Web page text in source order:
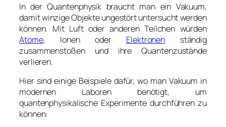
In der Quantenphysik braucht man ein Vakuum,
damit winzige Objekte ungestört untersucht werden
können. Mit Luft oder anderen Teilchen würden
Atome, Ionen oder Elektronen ständig
zusammenstoßen und ihre Quantenzustände
verlieren.
Hier sind einige Beispiele dafür, wo man Vakuum in
modernen Laboren benötigt, um
quantenphysikalische Experimente durchführen zu
können: